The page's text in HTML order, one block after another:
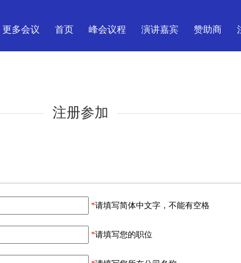
更多会议 首页 峰会议程 演讲嘉宾 赞助商
注册参加
*请填写简体中文字，不能有空格
*请填写您的职位